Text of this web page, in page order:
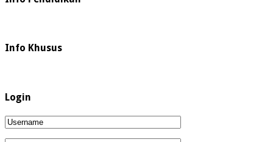
Info Khusus
Login